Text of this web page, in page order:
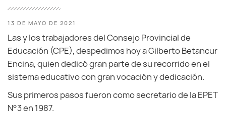
13 DE MAYO DE 2021
Las y los trabajadores del Consejo Provincial de
Educación (CPE), despedimos hoy a Gilberto Betancur
Encina, quien dedicó gran parte de su recorrido en el
sistema educativo con gran vocación y dedicación.
Sus primeros pasos fueron como secretario de la EPET
N°3 en 1987.